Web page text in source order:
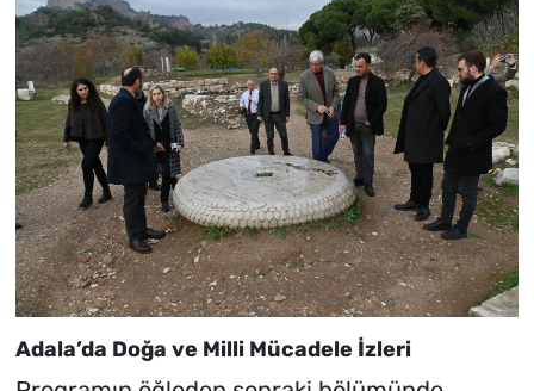
Adala’da Doğa ve Milli Mücadele İzleri